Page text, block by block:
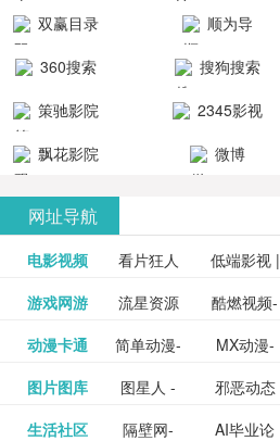
生物科技有
科技有限公
双赢目录
顺为导
航-办公运营
360搜索
搜狗搜索
策驰影院
2345影视
大全
飘花影院
微博
网址导航
电影视频 看片狂人 低端影视 |
免费高清
在线电影
泡剧网_最
新电视剧
免费在线
游戏网游 流星资源
网-流星蝴
蝶剑官网
酷燃视频-
致力于打
造中国领
豆瓣电影-
豆瓣电影
动漫卡通 简单动漫-
日本动画
MX动漫-
最新最全
三毛漫画
网
图片图库 图星人 -
设计图片
邪恶动态
图片大全
图行天下
生活社区 隔壁网- AI毕业论